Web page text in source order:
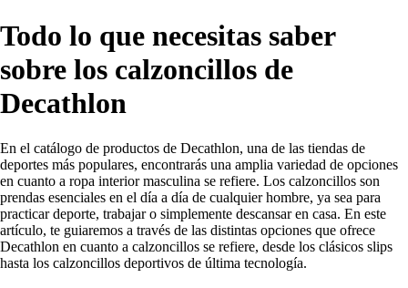
Todo lo que necesitas saber
sobre los calzoncillos de
Decathlon
En el catálogo de productos de Decathlon, una de las tiendas de
deportes más populares, encontrarás una amplia variedad de opciones
en cuanto a ropa interior masculina se refiere. Los calzoncillos son
prendas esenciales en el día a día de cualquier hombre, ya sea para
practicar deporte, trabajar o simplemente descansar en casa. En este
artículo, te guiaremos a través de las distintas opciones que ofrece
Decathlon en cuanto a calzoncillos se refiere, desde los clásicos slips
hasta los calzoncillos deportivos de última tecnología.